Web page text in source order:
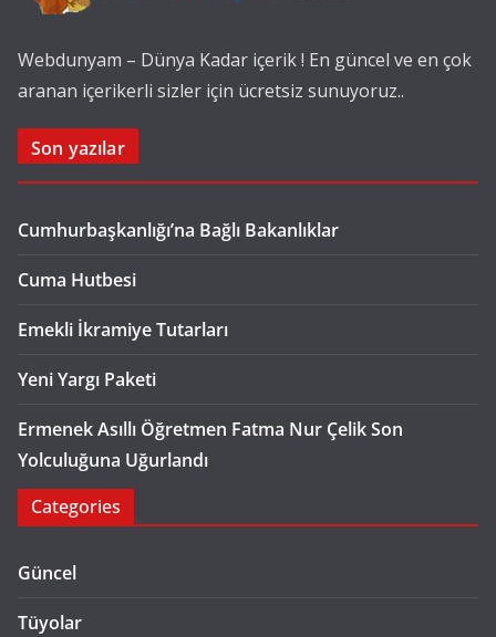
Webdunyam – Dünya Kadar içerik ! En güncel ve en çok
aranan içerikerli sizler için ücretsiz sunuyoruz..
Son yazılar
Cumhurbaşkanlığı’na Bağlı Bakanlıklar
Cuma Hutbesi
Emekli İkramiye Tutarları
Yeni Yargı Paketi
Ermenek Asıllı Öğretmen Fatma Nur Çelik Son
Yolculuğuna Uğurlandı
Categories
Güncel
Tüyolar